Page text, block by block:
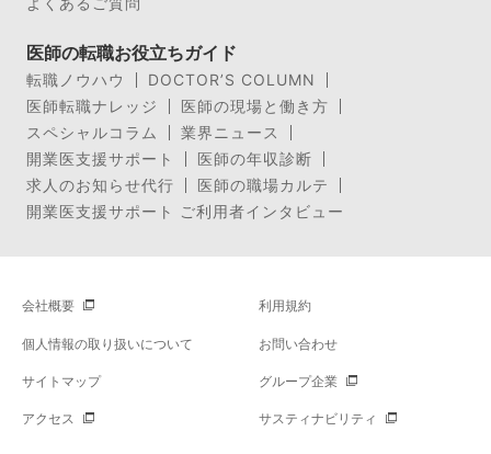
医師の転職お役立ちガイド
転職ノウハウ
DOCTOR’S COLUMN
医師転職ナレッジ
医師の現場と働き方
スペシャルコラム
業界ニュース
開業医支援サポート
医師の年収診断
求人のお知らせ代行
医師の職場カルテ
開業医支援サポート ご利用者インタビュー
会社概要 利用規約
個人情報の取り扱いについて お問い合わせ
サイトマップ グループ企業
アクセス サスティナビリティ